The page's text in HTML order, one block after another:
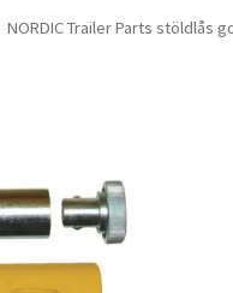
NORDIC Trailer Parts stöldlås